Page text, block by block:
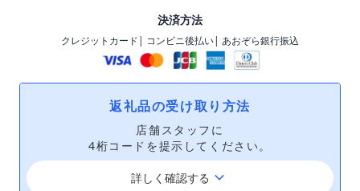
決済方法
クレジットカード| コンビニ後払い| あおぞら銀行振込
返礼品の受け取り方法
店舗スタッフに
4桁コードを提示してください。
詳しく確認する keyboard_arrow_down